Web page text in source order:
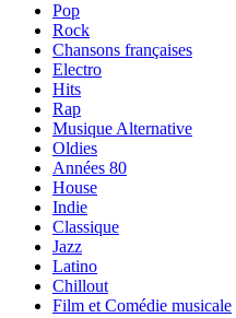
Pop
Rock
Chansons françaises
Electro
Hits
Rap
Musique Alternative
Oldies
Années 80
House
Indie
Classique
Jazz
Latino
Chillout
Film et Comédie musicale